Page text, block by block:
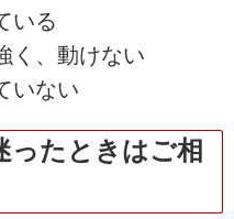
いる
く、動けない
いない
ったときはご相